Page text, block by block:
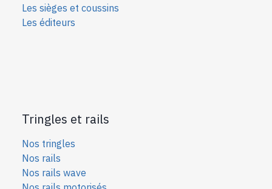
Les sièges et coussins
Les éditeurs
Tringles et rails
Nos tringles
Nos rails
Nos rails wave